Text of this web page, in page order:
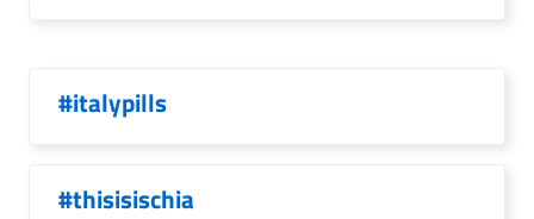
#italypills
#thisisischia